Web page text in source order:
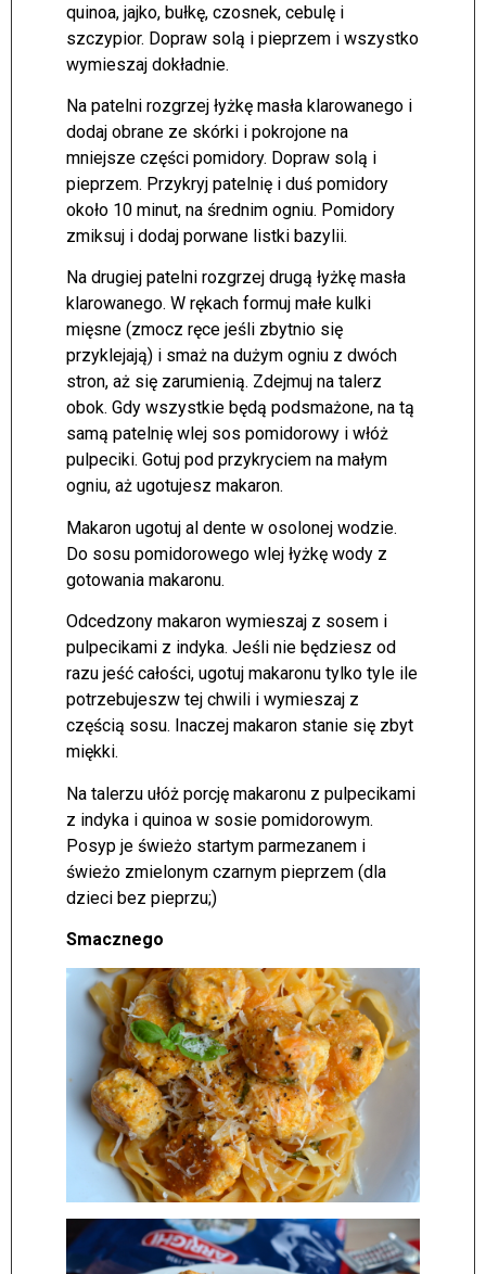
quinoa, jajko, bułkę, czosnek, cebulę i
szczypior. Dopraw solą i pieprzem i wszystko
wymieszaj dokładnie.
Na patelni rozgrzej łyżkę masła klarowanego i
dodaj obrane ze skórki i pokrojone na
mniejsze części pomidory. Dopraw solą i
pieprzem. Przykryj patelnię i duś pomidory
około 10 minut, na średnim ogniu. Pomidory
zmiksuj i dodaj porwane listki bazylii.
Na drugiej patelni rozgrzej drugą łyżkę masła
klarowanego. W rękach formuj małe kulki
mięsne (zmocz ręce jeśli zbytnio się
przyklejają) i smaż na dużym ogniu z dwóch
stron, aż się zarumienią. Zdejmuj na talerz
obok. Gdy wszystkie będą podsmażone, na tą
samą patelnię wlej sos pomidorowy i włóż
pulpeciki. Gotuj pod przykryciem na małym
ogniu, aż ugotujesz makaron.
Makaron ugotuj al dente w osolonej wodzie.
Do sosu pomidorowego wlej łyżkę wody z
gotowania makaronu.
Odcedzony makaron wymieszaj z sosem i
pulpecikami z indyka. Jeśli nie będziesz od
razu jeść całości, ugotuj makaronu tylko tyle ile
potrzebujeszw tej chwili i wymieszaj z
częścią sosu. Inaczej makaron stanie się zbyt
miękki.
Na talerzu ułóż porcję makaronu z pulpecikami
z indyka i quinoa w sosie pomidorowym.
Posyp je świeżo startym parmezanem i
świeżo zmielonym czarnym pieprzem (dla
dzieci bez pieprzu;)
Smacznego